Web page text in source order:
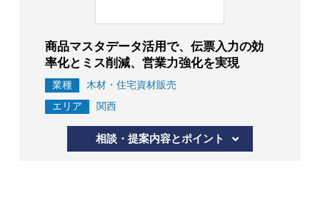
商品マスタデータ活用で、伝票入力の効
率化とミス削減、営業力強化を実現
業種
木材・住宅資材販売
エリア
関西
相談・提案内容とポイント